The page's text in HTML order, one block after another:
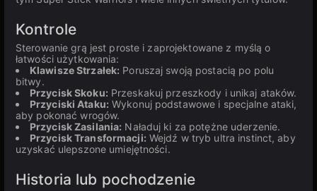
Kontrole
Sterowanie grą jest proste i zaprojektowane z myślą o
łatwości użytkowania:
Klawisze Strzałek: Poruszaj swoją postacią po polu
bitwy.
Przycisk Skoku: Przeskakuj przeszkody i unikaj ataków.
Przyciski Ataku: Wykonuj podstawowe i specjalne ataki,
aby pokonać wrogów.
Przycisk Zasilania: Naładuj ki za potężne uderzenie.
Przycisk Transformacji: Wejdź w tryb ultra instinct, aby
uzyskać ulepszone umiejętności.
Historia lub pochodzenie